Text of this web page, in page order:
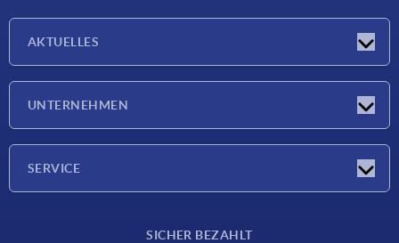
AKTUELLES
UNTERNEHMEN
SERVICE
SICHER BEZAHLT